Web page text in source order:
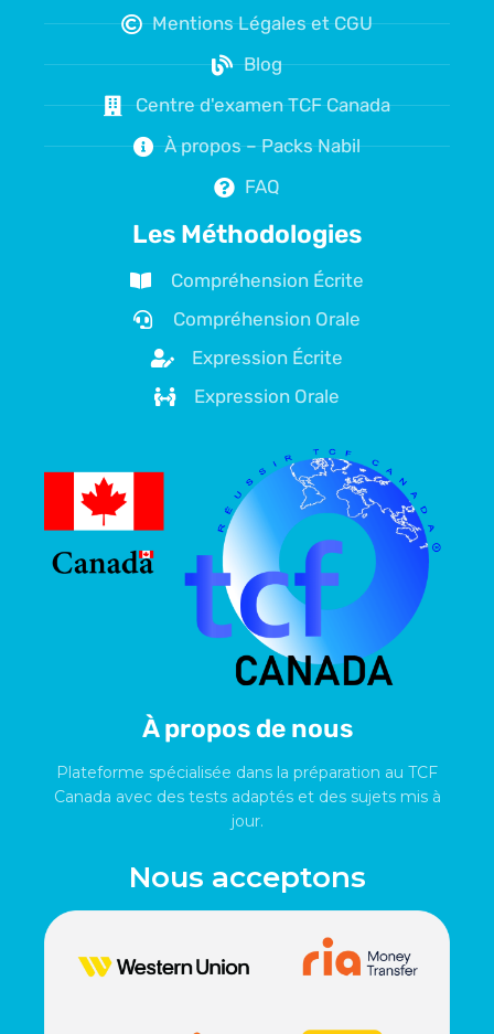
Mentions Légales et CGU
Blog
Centre d'examen TCF Canada
À propos – Packs Nabil
FAQ
Les Méthodologies
Compréhension Écrite
Compréhension Orale
Expression Écrite
Expression Orale
À propos de nous
Plateforme spécialisée dans la préparation au TCF
Canada avec des tests adaptés et des sujets mis à
jour.
Nous acceptons